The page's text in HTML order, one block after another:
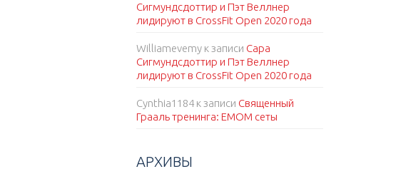
Сигмундсдоттир и Пэт Веллнер
лидируют в CrossFit Open 2020 года
Williamevemyк записи Сара
Сигмундсдоттир и Пэт Веллнер
лидируют в CrossFit Open 2020 года
Cynthia1184к записи Священный
Грааль тренинга: EMOM сеты
АРХИВЫ